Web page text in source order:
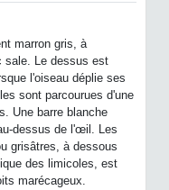
marron gris, à
sale. Le dessus est
l'oiseau déplie ses
sont parcourues d'une
Une barre blanche
dessus de l'œil. Les
grisâtres, à dessous
des limicoles, est
marécageux.